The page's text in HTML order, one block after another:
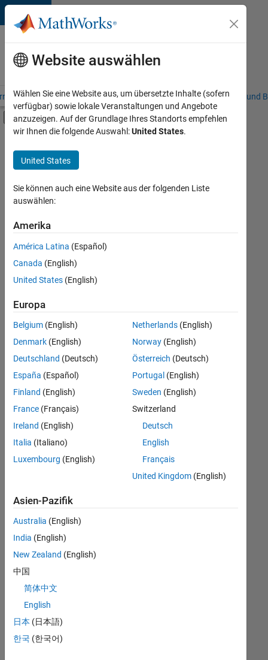
Weiter zum Inhalt
Karriere
bei
MathWorks
– Übersicht Stellensuche Niederlassungen Studierende und
Umschaltung für Off-Canvas-
Hauptinhalt
Advanced Support
Information Technology
Infrastructure and Architecture
Quality Engineering
Release Engineering
Software Process Engineering
Technical Writing
Web Applications and Services
+7
Derzeit
es
keine
offenen
Stellen,
Ihren
Suchkriterien
entsprechen.
können
die
Suchkriterien
weiter
fassen
oder
alle
Stellenangebote
anzeigen .
noch
keine
offenen
Stellen
können,
die
Ihren
entsprechen,
werden
Website auswählen
Wählen Sie eine Website aus, um übersetzte Inhalte (sofern
verfügbar) sowie lokale Veranstaltungen und Angebote
anzuzeigen. Auf der Grundlage Ihres Standorts empfehlen
wir Ihnen die folgende Auswahl:United States.
United States
Sie können auch eine Website aus der folgenden Liste
auswählen:
Amerika
América Latina (Español)
Canada (English)
United States (English)
Europa
Belgium (English)
Denmark (English)
Deutschland (Deutsch)
España (Español)
Finland (English)
France (Français)
Ireland (English)
Italia (Italiano)
Luxembourg (English)
Netherlands(English)
Norway(English)
Österreich (Deutsch)
Portugal (English)
Sweden (English)
Switzerland
Deutsch
English
Français
United Kingdom(English)
Asien-Pazifik
Australia (English)
India (English)
New Zealand (English)
中国
简体中文
English
日本 (日本語)
한국 (한국어)